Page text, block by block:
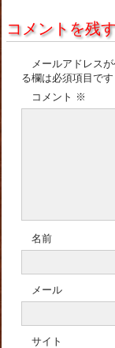
コメントを残
メールアドレス
る欄は必須項目です
コメント ※
名前
メール
サイト